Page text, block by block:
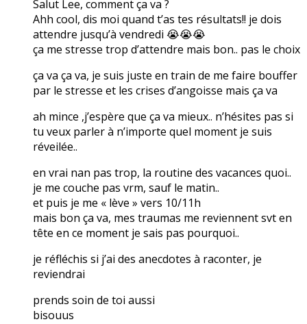
Salut Lee, comment ça va ?
Ahh cool, dis moi quand t’as tes résultats!! je dois
attendre jusqu’à vendredi 😭😭😭
ça me stresse trop d’attendre mais bon.. pas le choix
ça va ça va, je suis juste en train de me faire bouffer
par le stresse et les crises d’angoisse mais ça va
ah mince ,j’espère que ça va mieux.. n’hésites pas si
tu veux parler à n’importe quel moment je suis
réveilée..
en vrai nan pas trop, la routine des vacances quoi..
je me couche pas vrm, sauf le matin..
et puis je me « lève » vers 10/11h
mais bon ça va, mes traumas me reviennent svt en
tête en ce moment je sais pas pourquoi..
je réfléchis si j’ai des anecdotes à raconter, je
reviendrai
prends soin de toi aussi
bisouus